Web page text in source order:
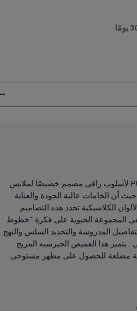
Yona هو ابتكار PUMA لأسلوب راقي مصمم خصيصًا لملابس
أن الخامات عالية الجودة والعناية
الكلاسيكية تحدد هذه التصاميم
المجموعة الحيوية على فكرة "خطوط
المدروسة والتحديد السلس والنهج
. يتميز هذا القميص الجيرسيه المريح
مضلعة للحصول على مظهر مستوحى